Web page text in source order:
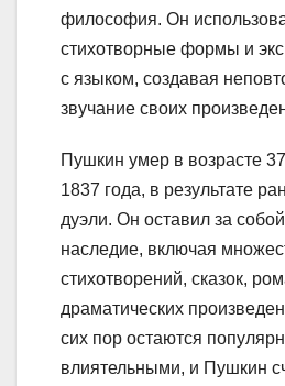
философия. Он
стихотворные формы и
с языком, создавая
звучание своих
Пушкин умер в возрасте
1837 года, в результате
дуэли. Он оставил за
наследие, включая
стихотворений, сказок,
драматических
сих пор остаются
влиятельными, и Пушкин